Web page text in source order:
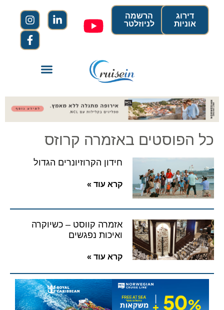
הרשמה
לניוזלטר
דירוג
אוניות
כל הפוסטים באזמרה קרוזס
חידון הקרוזיונרים הגדול
קרא עוד »
אזמרה קווסט – כשיוקרה
ואיכות נפגשים
קרא עוד »